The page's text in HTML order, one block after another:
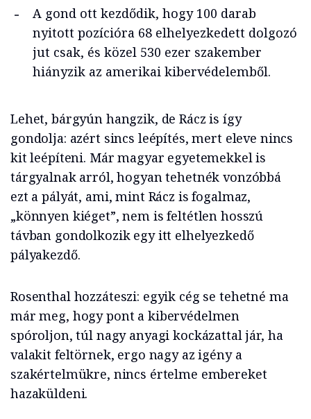
A gond ott kezdődik, hogy 100 darab
nyitott pozícióra 68 elhelyezkedett dolgozó
jut csak, és közel 530 ezer szakember
hiányzik az amerikai kibervédelemből.
Lehet, bárgyún hangzik, de Rácz is így
gondolja: azért sincs leépítés, mert eleve nincs
kit leépíteni. Már magyar egyetemekkel is
tárgyalnak arról, hogyan tehetnék vonzóbbá
ezt a pályát, ami, mint Rácz is fogalmaz,
„könnyen kiéget”, nem is feltétlen hosszú
távban gondolkozik egy itt elhelyezkedő
pályakezdő.
Rosenthal hozzáteszi: egyik cég se tehetné ma
már meg, hogy pont a kibervédelmen
spóroljon, túl nagy anyagi kockázattal jár, ha
valakit feltörnek, ergo nagy az igény a
szakértelmükre, nincs értelme embereket
hazaküldeni.